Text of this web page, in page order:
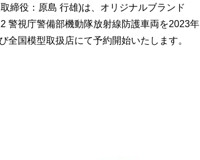
締役：原島 行雄)は、オリジナルブランド
警視庁警備部機動隊放射線防護車両を2023年
国模型取扱店にて予約開始いたします。